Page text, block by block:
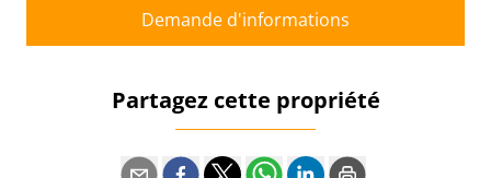
Demande d'informations
Partagez cette propriété